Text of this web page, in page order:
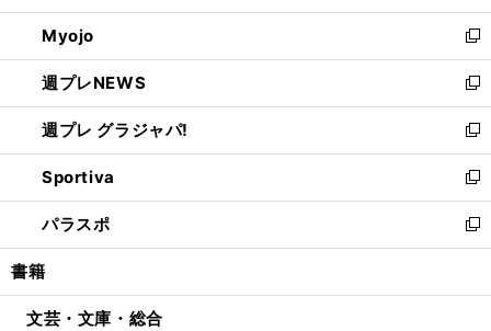
開
く
ウ
で
開
く
ン
ド
ウ
で
開
く
ウ
ィ
ン
ド
ウ
で
開
く
Myojo
新
し
い
ウ
ィ
ン
ド
ウ
で
開
週プレNEWS
新
し
い
ウ
ィ
ン
ド
ウ
開
週プレ グラジャパ!
新
し
い
ウ
ィ
ン
ウ
Sportiva
新
し
い
ウ
ン
パラスポ
新
し
ウ
書籍
文芸・文庫・総合